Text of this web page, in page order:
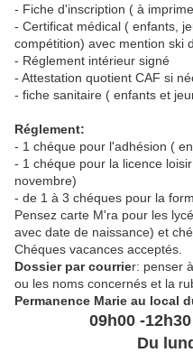
- Fiche d'inscription ( à
- Certificat médical ( enfants,
compétition) avec mention ski
- Réglement intérieur signé
- Attestation quotient CAF si
- fiche sanitaire ( enfants et
Réglement:
- 1 chéque pour l'adhésion (
- 1 chéque pour la licence
novembre)
- de 1 à 3 chéques pour la
Pensez carte M'ra pour les
avec date de naissance) et
Chéques vacances acceptés.
Dossier par courrier: penser
ou les noms concernés et la
Permanence Marie au local
09h00 -
Du